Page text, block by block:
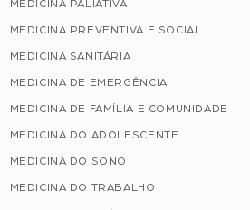
MEDICINA PALIATIVA
MEDICINA PREVENTIVA E SOCIAL
MEDICINA SANITÁRIA
MEDICINA DE EMERGÊNCIA
MEDICINA DE FAMÍLIA E COMUNIDADE
MEDICINA DO ADOLESCENTE
MEDICINA DO SONO
MEDICINA DO TRABALHO